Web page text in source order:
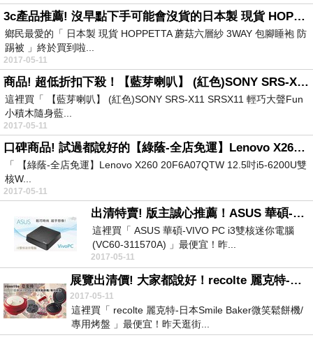
3c產品推薦! 沒早點下手可能會沒貨的日本製 現貨 HOPPETTA 蘑菇六層紗 3WAY 包腳睡袍 防踢被
鄉民最愛的「 日本製 現貨 HOPPETTA 蘑菇六層紗 3WAY 包腳睡袍 防
踢被 」終於買到啦...
2017-05-11
商品! 超低折扣下殺！【藍芽喇叭】 (紅色)SONY SRS-X11 SRSX11 輕巧大聲Fun 小積木隨身藍芽喇叭 可串聯 長效續航 公司貨含稅開發...
這裡買「 【藍芽喇叭】 (紅色)SONY SRS-X11 SRSX11 輕巧大聲Fun
小積木隨身藍...
2017-05-11
口碑商品! 試過都說好的【綠蔭-全店免運】Lenovo X260 20F6A07QTW 12.5吋i5-6200U雙核Win10專業版商務輕薄筆電
「 【綠蔭-全店免運】Lenovo X260 20F6A07QTW 12.5吋i5-6200U雙
核W...
2017-05-11
出清特賣! 版主誠心推薦！ASUS 華碩-VIVO PC i3雙核迷你電腦(VC60-311570A)
這裡買「 ASUS 華碩-VIVO PC i3雙核迷你電腦
(VC60-311570A) 」最便宜！昨...
2017-05-11
展覽出清價! 大家都說好！recolte 麗克特-日本Smile Baker微笑鬆餅機-專用烤盤
2017-05-11
這裡買「 recolte 麗克特-日本Smile Baker微笑鬆餅機/
專用烤盤 」最便宜！昨天逛街...